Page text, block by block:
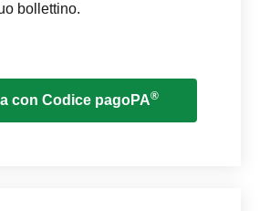
bollettino.
con Codice pagoPA®